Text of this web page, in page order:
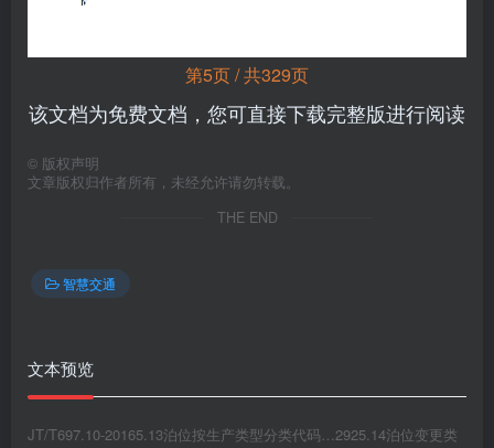
第5页 / 共329页
该文档为免费文档，您可直接下载完整版进行阅读
© 版权声明
文章版权归作者所有，未经允许请勿转载。
THE END
智慧交通
文本预览
JT/T697.10-20165.13泊位按生产类型分类代码…2925.14泊位变更类